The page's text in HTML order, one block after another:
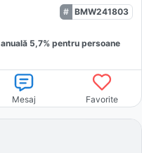
BMW241803
anuală 5,7% pentru persoane
Mesaj Favorite